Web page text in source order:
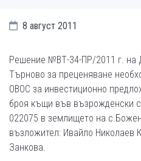
8 август 2011
Решение №ВТ-34-ПР/2011 г. на
Търново за преценяване
ОВОС за инвестиционно
броя къщи във възрожденски
022075 в землището на
възложител: Ивайло Николаев
Занкова.